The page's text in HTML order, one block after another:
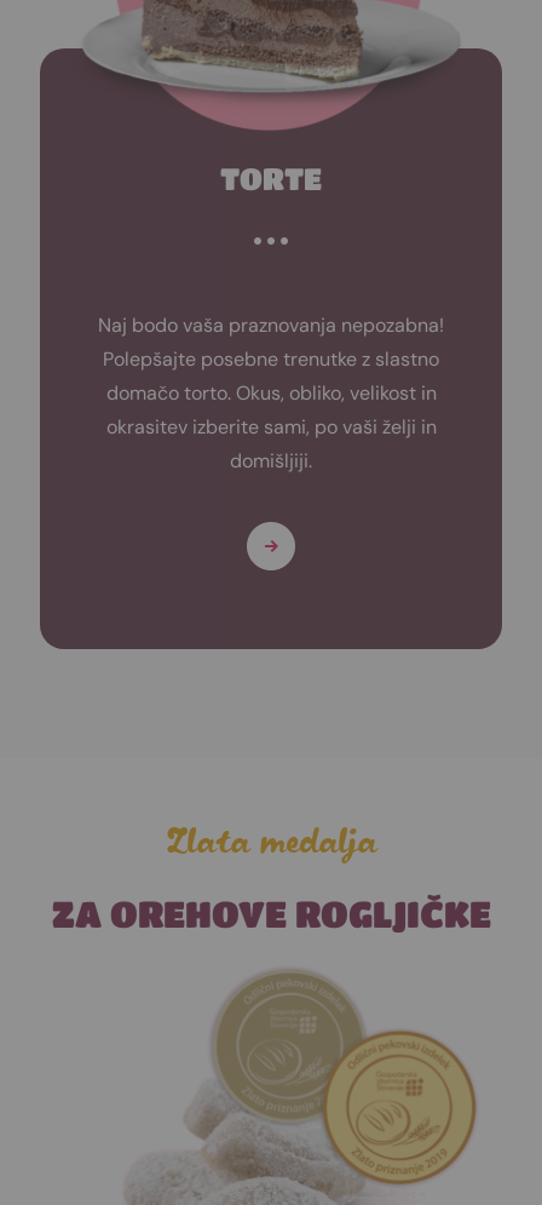
TORTE
Naj bodo vaša praznovanja nepozabna!
Polepšajte posebne trenutke z slastno
domačo torto. Okus, obliko, velikost in
okrasitev izberite sami, po vaši želji in
domišljiji.
Zlata medalja
ZA OREHOVE ROGLJIČKE